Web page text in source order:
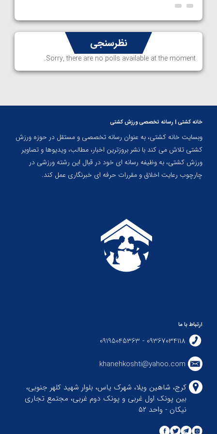
نظرسنجی
Sorry, there are no polls available at the moment.
خانه کشتی | رسانه تخصصی ورزش کشتی
وبسایت خانه کشتی، به عنوان رسانه تخصصی و مستقل در حوزه ورزش
کشتی تلاش می کند با نشر بروزترین اخبار، مطالب، ویدیوها و تصاویر
ورزش کشتی، به وظیفه رسانه ای خود در قبال این رشته ورزشی در
چارچوب رعایت اخلاق و مقررات حرفه ای خبرنگاری عمل کند.
ارتباط با ما
09367034118 - 09195045363
khanehkoshti@yahoo.com
کرج، شاهین ویلا، شهرک یاس، بلوار شهید کلهر جنوبی،
بین پونک اول غربی و پونک دوم غربی، مجتمع تجاری
نیکان - واحد ۵۲